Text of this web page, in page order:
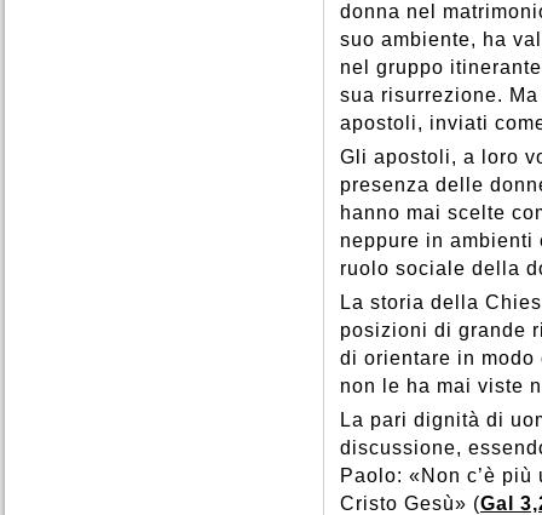
donna nel
suo ambiente, ha
nel gruppo
sua risurrezione.
apostoli, inviati
Gli apostoli, a loro
presenza delle
hanno mai scelte
neppure in
ruolo sociale della
La storia della
posizioni di grande
di orientare in
non le ha mai viste
La pari dignità di
discussione,
Paolo: «Non c’è
Cristo Gesù» (Gal